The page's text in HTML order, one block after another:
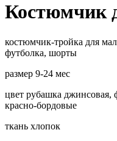
Костюмчик
костюмчик-тройка для
футболка, шорты
размер 9-24 мес
цвет рубашка джинсовая,
красно-бордовые
ткань хлопок